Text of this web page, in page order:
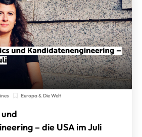
Europa & Die Welt
– die USA im Juli